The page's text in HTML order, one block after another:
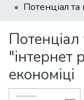
All of DSpace
Statistics
"інтернет
економіці